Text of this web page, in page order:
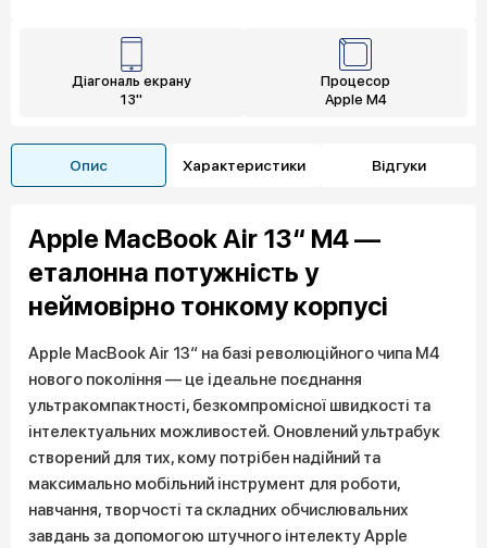
Діагональ екрану
13"
Процесор
Apple M4
Опис Характеристики Відгуки
Apple MacBook Air 13“ M4 —
еталонна потужність у
неймовірно тонкому корпусі
Apple MacBook Air 13“ на базі революційного чипа M4
нового покоління — це ідеальне поєднання
ультракомпактності, безкомпромісної швидкості та
інтелектуальних можливостей. Оновлений ультрабук
створений для тих, кому потрібен надійний та
максимально мобільний інструмент для роботи,
навчання, творчості та складних обчислювальних
завдань за допомогою штучного інтелекту Apple